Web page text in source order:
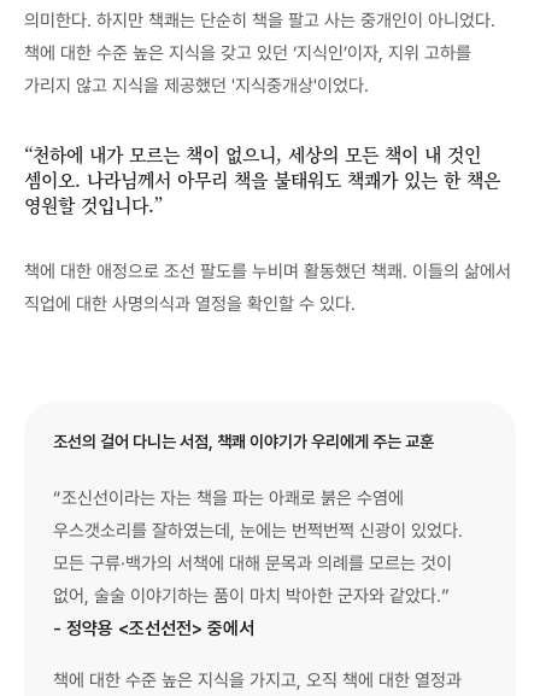
의미한다. 하지만 책쾌는 단순히 책을 팔고 사는 중개인이 아니었다.
책에 대한 수준 높은 지식을 갖고 있던 ‘지식인’이자, 지위 고하를
가리지 않고 지식을 제공했던 '지식중개상'이었다.
“천하에 내가 모르는 책이 없으니, 세상의 모든 책이 내 것인
셈이오. 나라님께서 아무리 책을 불태워도 책쾌가 있는 한 책은
영원할 것입니다.”
책에 대한 애정으로 조선 팔도를 누비며 활동했던 책쾌. 이들의 삶에서
직업에 대한 사명의식과 열정을 확인할 수 있다.
조선의 걸어 다니는 서점, 책쾌 이야기가 우리에게 주는 교훈
“조신선이라는 자는 책을 파는 아쾌로 붉은 수염에
우스갯소리를 잘하였는데, 눈에는 번쩍번쩍 신광이 있었다.
모든 구류·백가의 서책에 대해 문목과 의례를 모르는 것이
없어, 술술 이야기하는 품이 마치 박아한 군자와 같았다.”
- 정약용 <조선선전> 중에서
책에 대한 수준 높은 지식을 가지고, 오직 책에 대한 열정과